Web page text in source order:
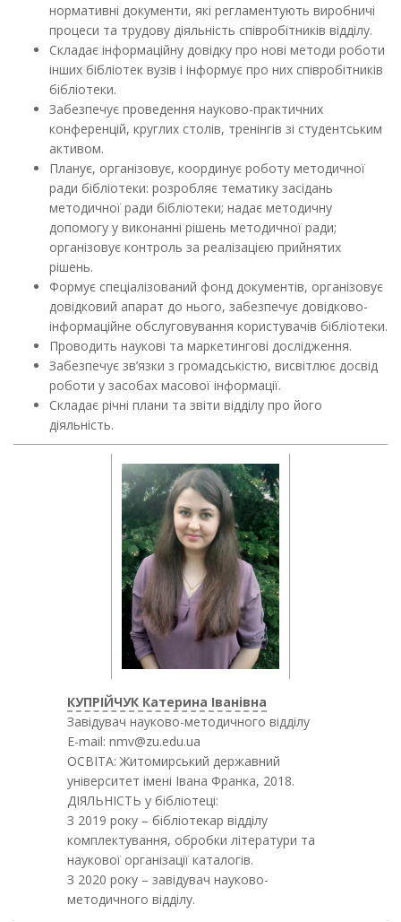
нормативні документи, які регламентують виробничі
процеси та трудову діяльність співробітників відділу.
Складає інформаційну довідку про нові методи роботи
інших бібліотек вузів і інформує про них співробітників
бібліотеки.
Забезпечує проведення науково-практичних
конференцій, круглих столів, тренінгів зі студентським
активом.
Планує, організовує, координує роботу методичної
ради бібліотеки: розробляє тематику засідань
методичної ради бібліотеки; надає методичну
допомогу у виконанні рішень методичної ради;
організовує контроль за реалізацією прийнятих
рішень.
Формує спеціалізований фонд документів, організовує
довідковий апарат до нього, забезпечує довідково-
інформаційне обслуговування користувачів бібліотеки.
Проводить наукові та маркетингові дослідження.
Забезпечує зв’язки з громадськістю, висвітлює досвід
роботи у засобах масової інформації.
Складає річні плани та звіти відділу про його
діяльність.
КУПРІЙЧУК Катерина Іванівна
Завідувач науково-методичного відділу
E-mail: nmv@zu.edu.ua
ОСВІТА: Житомирський державний
університет імені Івана Франка, 2018.
ДІЯЛЬНІСТЬ у бібліотеці:
З 2019 року – бібліотекар відділу
комплектування, обробки літератури та
наукової організації каталогів.
З 2020 року – завідувач науково-
методичного відділу.